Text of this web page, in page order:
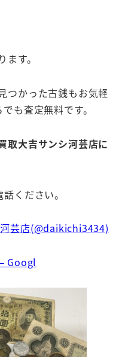
す。
つかった古銭もお気軽
も査定無料です。
取大吉サンシ河芸店に
ください。
芸店(@daikichi3434)
Googl